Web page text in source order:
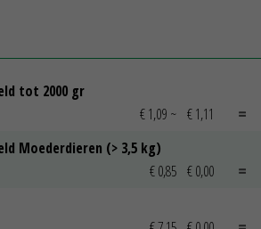
tot 2000 gr
€ 1,09 ~ € 1,11
Moederdieren (> 3,5 kg)
€ 0,85 € 0,00